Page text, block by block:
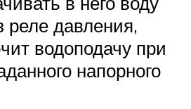
реле давления,
водоподачу при
напорного